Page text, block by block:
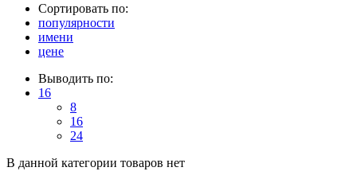
Сортировать по:
популярности
имени
цене
Выводить по:
16
8
16
24
В данной категории товаров нет